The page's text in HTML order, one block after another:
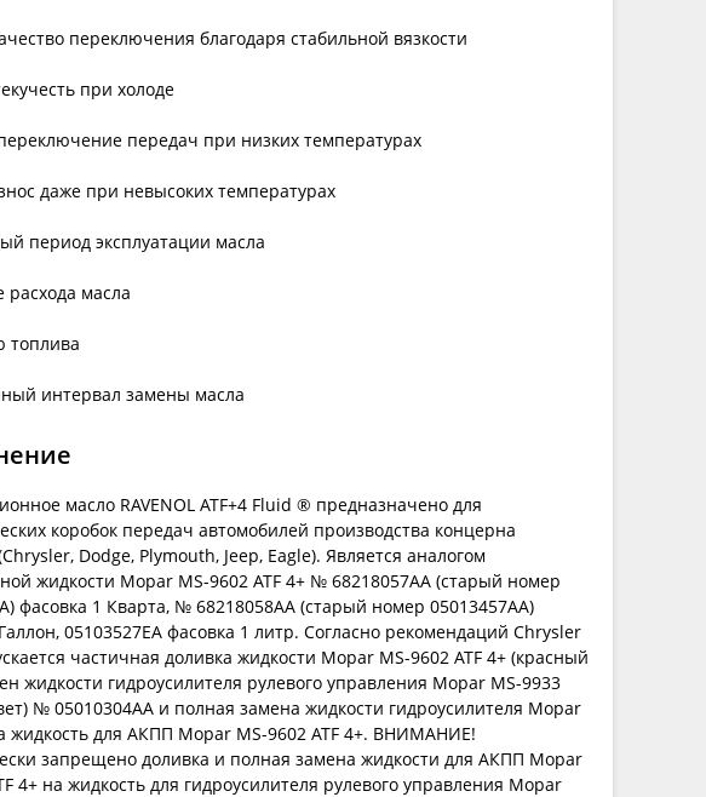
переключения благодаря стабильной вязкости
при холоде
передач при низких температурах
даже при невысоких температурах
период эксплуатации масла
расхода масла
топлива
интервал замены масла
масло RAVENOL ATF+4 Fluid ® предназначено для
коробок передач автомобилей производства концерна
(Chrysler, Dodge, Plymouth, Jeep, Eagle). Является аналогом
жидкости Mopar MS-9602 ATF 4+ № 68218057AA (старый номер
фасовка 1 Кварта, № 68218058AA (старый номер 05013457AA)
05103527EA фасовка 1 литр. Согласно рекомендаций Chrysler
частичная доливка жидкости Mopar MS-9602 ATF 4+ (красный
жидкости гидроусилителя рулевого управления Mopar MS-9933
№ 05010304AA и полная замена жидкости гидроусилителя Mopar
жидкость для АКПП Mopar MS-9602 ATF 4+. ВНИМАНИЕ!
запрещено доливка и полная замена жидкости для АКПП Mopar
4+ на жидкость для гидроусилителя рулевого управления Mopar